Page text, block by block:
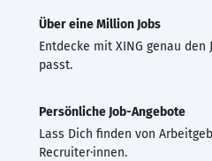
Über eine Million Jobs
Entdecke mit XING genau den
passt.
Persönliche Job-Angebote
Lass Dich finden von
Recruiter·innen.